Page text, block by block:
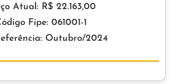
Atual: R$ 22.163,00
Fipe: 061001-1
Outubro/2024